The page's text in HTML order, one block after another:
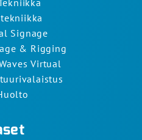
Signage
& Rigging
Virtual